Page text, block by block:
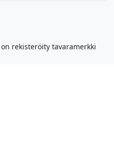
rekisteröity tavaramerkki